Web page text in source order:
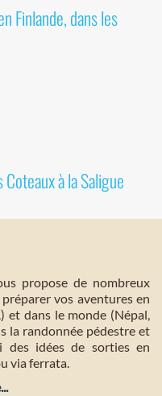
Finlande, dans les
à la Saligue
propose de nombreux
vos aventures en
et dans le monde (Népal,
la randonnée pédestre et
des idées de sorties en
via ferrata.